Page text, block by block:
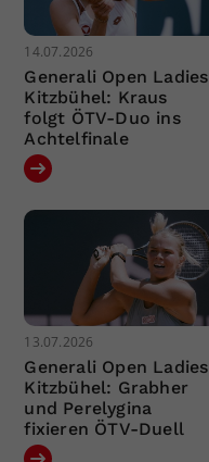
14.07.2026
Generali Open Ladies
Kitzbühel: Kraus
folgt ÖTV-Duo ins
Achtelfinale
13.07.2026
Generali Open Ladies
Kitzbühel: Grabher
und Perelygina
fixieren ÖTV-Duell